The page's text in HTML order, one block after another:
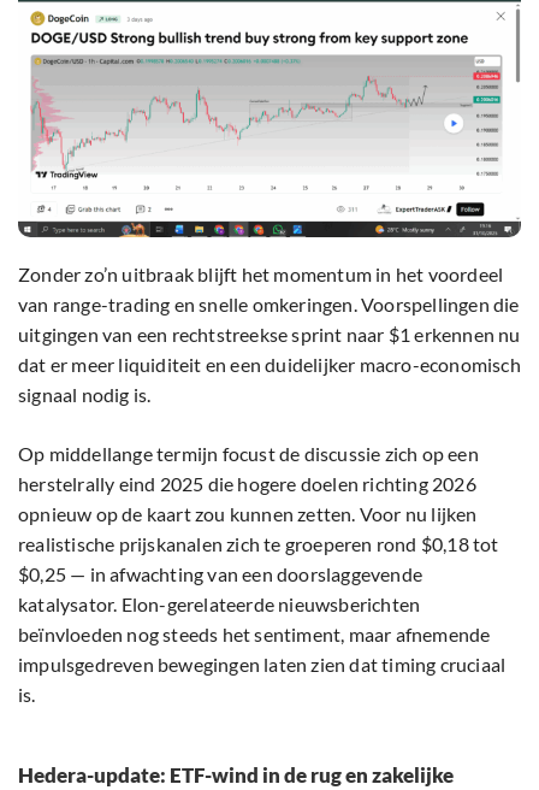
Zonder zo’n uitbraak blijft het momentum in het voordeel
van range-trading en snelle omkeringen. Voorspellingen die
uitgingen van een rechtstreekse sprint naar $1 erkennen nu
dat er meer liquiditeit en een duidelijker macro-economisch
signaal nodig is.
Op middellange termijn focust de discussie zich op een
herstelrally eind 2025 die hogere doelen richting 2026
opnieuw op de kaart zou kunnen zetten. Voor nu lijken
realistische prijskanalen zich te groeperen rond $0,18 tot
$0,25 — in afwachting van een doorslaggevende
katalysator. Elon-gerelateerde nieuwsberichten
beïnvloeden nog steeds het sentiment, maar afnemende
impulsgedreven bewegingen laten zien dat timing cruciaal
is.
Hedera-update: ETF-wind in de rug en zakelijke